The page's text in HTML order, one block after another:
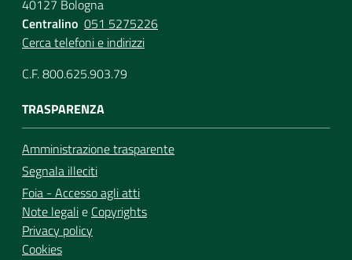
40127 Bologna
Centralino 051 5275226
Cerca telefoni e indirizzi
C.F. 800.625.903.79
TRASPARENZA
Amministrazione trasparente
Segnala illeciti
Foia - Accesso agli atti
Note legalie Copyrights
Privacy policy
Cookies